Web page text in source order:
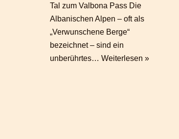
Tal zum Valbona Pass Die
Albanischen Alpen – oft als
„Verwunschene Berge“
bezeichnet – sind ein
unberührtes… Weiterlesen »